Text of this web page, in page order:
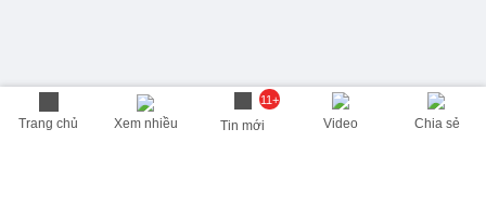
Trang chủ Xem nhiều
11+
Tin mới Video Chia sẻ